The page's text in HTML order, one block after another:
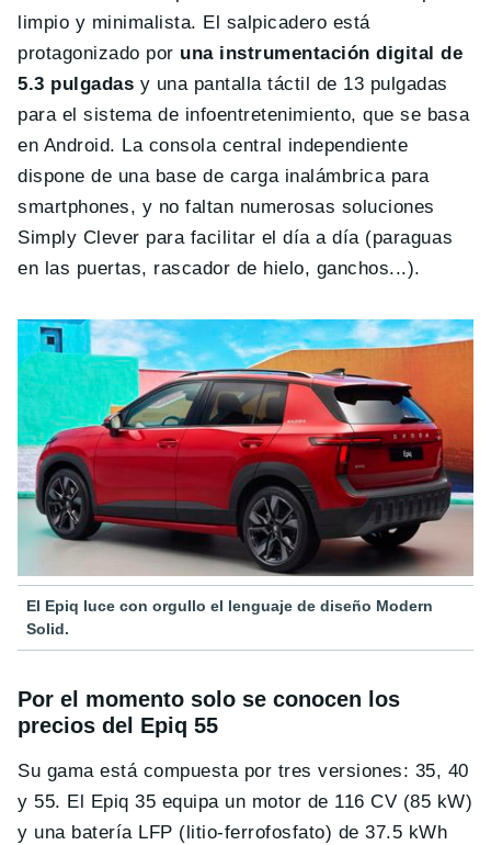
limpio y minimalista. El salpicadero está
protagonizado por una instrumentación digital de
5.3 pulgadas y una pantalla táctil de 13 pulgadas
para el sistema de infoentretenimiento, que se basa
en Android. La consola central independiente
dispone de una base de carga inalámbrica para
smartphones, y no faltan numerosas soluciones
Simply Clever para facilitar el día a día (paraguas
en las puertas, rascador de hielo, ganchos...).
El Epiq luce con orgullo el lenguaje de diseño Modern
Solid.
Por el momento solo se conocen los
precios del Epiq 55
Su gama está compuesta por tres versiones: 35, 40
y 55. El Epiq 35 equipa un motor de 116 CV (85 kW)
y una batería LFP (litio-ferrofosfato) de 37.5 kWh